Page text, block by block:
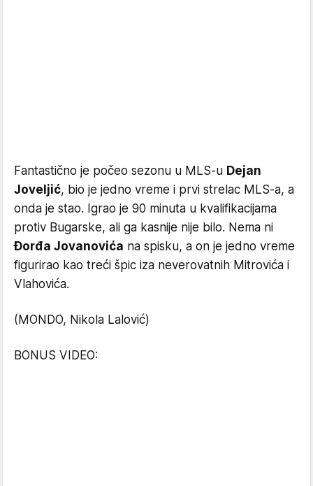
Fantastično je počeo sezonu u MLS-u Dejan
Joveljić, bio je jedno vreme i prvi strelac MLS-a, a
onda je stao. Igrao je 90 minuta u kvalifikacijama
protiv Bugarske, ali ga kasnije nije bilo. Nema ni
Đorđa Jovanovića na spisku, a on je jedno vreme
figurirao kao treći špic iza neverovatnih Mitrovića i
Vlahovića.
(MONDO, Nikola Lalović)
BONUS VIDEO: